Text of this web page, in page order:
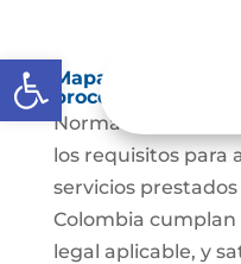
Abrir barra de
Mapas y cartas
procesos
Norma Técnica
los requisitos para
servicios
Colombia
legal aplicable, y